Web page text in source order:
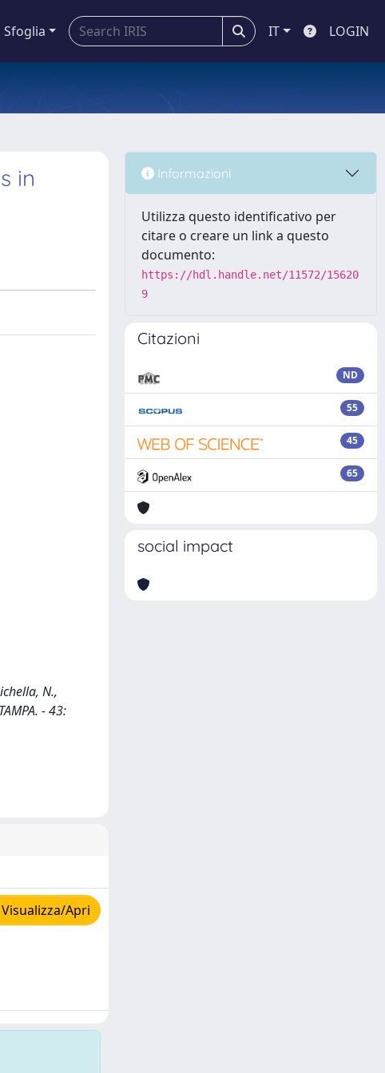
Sfoglia IT LOGIN
in
N.,
- 43:
Visualizza/Apri
Informazioni
Utilizza questo identificativo per
citare o creare un link a questo
documento:
https://hdl.handle.net/11572/15620
9
Citazioni
ND
55
45
65
social impact